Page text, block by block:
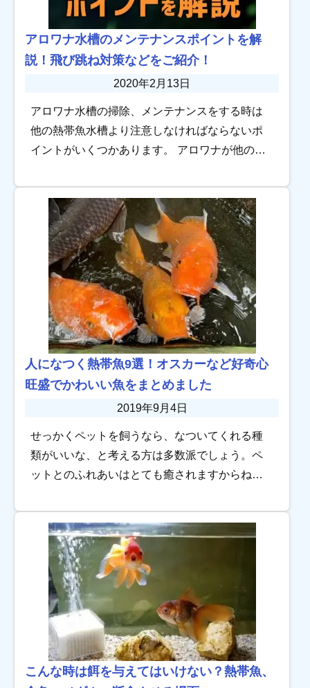
アロワナ水槽のメンテナンスポイントを解
説！飛び跳ね対策などをご紹介！
2020年2月13日
アロワナ水槽の掃除、メンテナンスをする時は
他の熱帯魚水槽より注意しなければならないポ
イントがいくつかあります。 アロワナが他の熱
いところにあります。 もし、アロワナ水槽のお
掃除ポ […]
人になつく熱帯魚9選！オスカーなど好奇心
旺盛でかわいい魚をまとめました
2019年9月4日
せっかくペットを飼うなら、なついてくれる種
類がいいな、と考える方は多数派でしょう。ペ
ットとのふれあいはとても癒されますからね。
白くないな…と思っていませんか？ 魚って案外
なつく […]
こんな時は餌を与えてはいけない？熱帯魚、